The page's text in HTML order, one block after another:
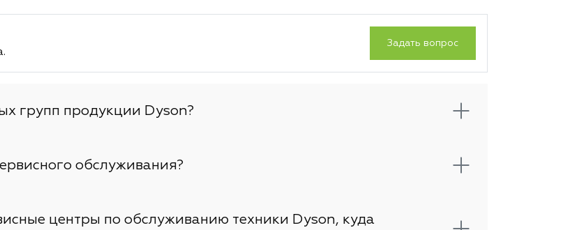
Задать вопрос
групп продукции Dyson?
обслуживания?
центры по обслуживанию техники Dyson, куда